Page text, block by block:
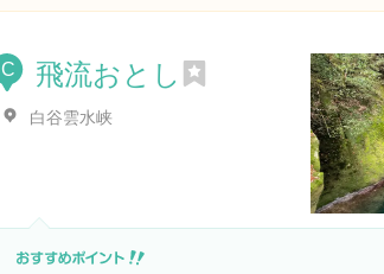
C 飛流おとし
白谷雲水峡